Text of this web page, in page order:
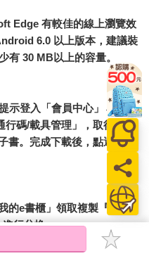
讓他人受苦，是個人的道德
都決定這麼做。有錢人即使
卵子做體外受精，但多數人
子很難過，但不聰明的人還
胖的孩子可能因為體重而被
常生下胖孩子。憂鬱症的父
鬱。貧窮的缺點不言而喻，
斷卻仍決定留下孩子，到刻
的距離僅一步之遙。《洛杉
陷的孩子看似踏入道德雷
聽障或侏儒父母而言，這只
著床前基因診斷已問世二十
該檢查的診所，有三％的診
礙的胚胎。涼蔭叢生殖醫學
據點，該中心的斯帝爾曼博
儒胚胎。他表示：「教養的
Edge 有較佳的線上瀏覽效
6.0 以上版本，建議裝
有 30 MB以上的容量。
示登入「會員中心」→「我
碼/載具管理」，取得通行
書。完成下載後，點選任一
的e書櫃」領取複製『兌換
行兌換。